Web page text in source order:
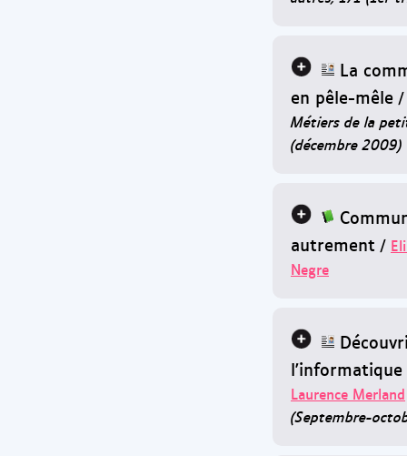
La
en pêle-mêle
Métiers de la
(décembre 2009)
autrement /
Negre
Laurence Merland
(Septembre-